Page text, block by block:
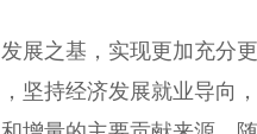
之基，实现更加充分更
坚持经济发展就业导向